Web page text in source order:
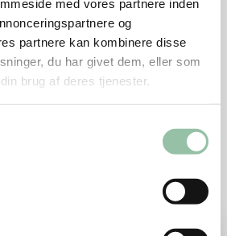
med vores partnere inden
og
partnere kan kombinere disse
du har givet dem, eller som
brug af deres tjenester.
og grønkål
og bønner
lækre opskrifter